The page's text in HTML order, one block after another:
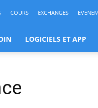
COURS EXCHANGES
LOGICIELS ET APP